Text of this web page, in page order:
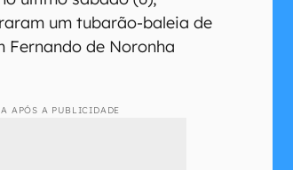
um tubarão-baleia de
Fernando de Noronha
APÓS A PUBLICIDADE